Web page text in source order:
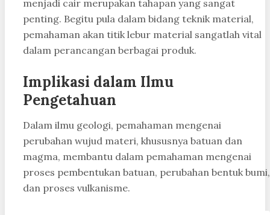
menjadi cair merupakan tahapan yang sangat
penting. Begitu pula dalam bidang teknik material,
pemahaman akan titik lebur material sangatlah vital
dalam perancangan berbagai produk.
Implikasi dalam Ilmu
Pengetahuan
Dalam ilmu geologi, pemahaman mengenai
perubahan wujud materi, khususnya batuan dan
magma, membantu dalam pemahaman mengenai
proses pembentukan batuan, perubahan bentuk bumi,
dan proses vulkanisme.